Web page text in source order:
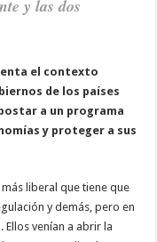
y las dos
el contexto
de los países
a un programa
y proteger a sus
liberal que tiene que
y demás, pero en
venían a abrir la